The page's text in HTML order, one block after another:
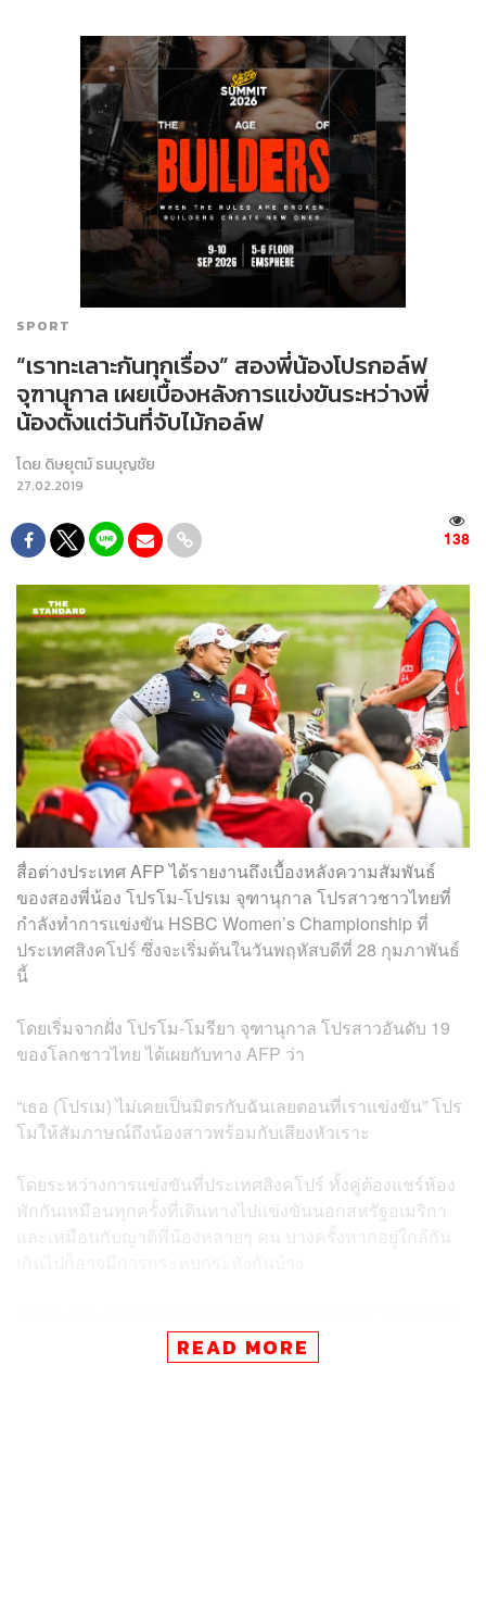
SPORT
“เราทะเลาะกันทุกเรื่อง” สองพี่น้องโปรกอล์ฟ
จุฑานุกาล เผยเบื้องหลังการแข่งขันระหว่างพี่
น้องตั้งแต่วันที่จับไม้กอล์ฟ
โดย ดิษยุตม์ ธนบุญชัย
27.02.2019
138
สื่อต่างประเทศ AFP ได้รายงานถึงเบื้องหลังความสัมพันธ์
ของสองพี่น้อง โปรโม-โปรเม จุฑานุกาล โปรสาวชาวไทยที่
กำลังทำการแข่งขัน HSBC Women’s Championship ที่
ประเทศสิงคโปร์ ซึ่งจะเริ่มต้นในวันพฤหัสบดีที่ 28 กุมภาพันธ์
นี้
โดยเริ่มจากฝั่ง โปรโม-โมรียา จุฑานุกาล โปรสาวอันดับ 19
ของโลกชาวไทย ได้เผยกับทาง AFP ว่า
“เธอ (โปรเม) ไม่เคยเป็นมิตรกับฉันเลยตอนที่เราแข่งขัน” โปร
โมให้สัมภาษณ์ถึงน้องสาวพร้อมกับเสียงหัวเราะ
โดยระหว่างการแข่งขันที่ประเทศสิงคโปร์ ทั้งคู่ต้องแชร์ห้อง
พักกันเหมือนทุกครั้งที่เดินทางไปแข่งขันนอกสหรัฐอเมริกา
และเหมือนกับญาติพี่น้องหลายๆ คน บางครั้งหากอยู่ใกล้กัน
หนึ่งของโลก วัย 23 ปี ออกมายอมรับถึงเบื้องหลังของทั้งสอง
READ MORE